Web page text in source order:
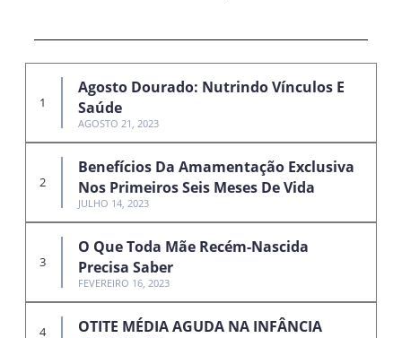
Agosto Dourado: Nutrindo Vínculos E
Saúde
AGOSTO 21, 2023
Benefícios Da Amamentação Exclusiva
Nos Primeiros Seis Meses De Vida
JULHO 14, 2023
O Que Toda Mãe Recém-Nascida
Precisa Saber
FEVEREIRO 16, 2023
OTITE MÉDIA AGUDA NA INFÂNCIA